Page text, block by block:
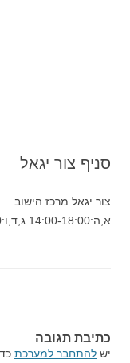
סניף צור יגאל
צור יגאל מרכז הישוב
א,ה:14:00-18:00 ג,ד,ו:08:00-12:00
כתיבת תגובה
יש להתחבר למערכת